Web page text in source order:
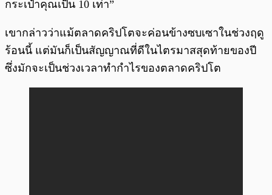
กระเป๋าคุณเป็น 10 เท่า”
เขากล่าวว่าแม้ตลาดคริปโตจะค่อนข้างซบเซาในช่วงฤดู
ร้อนนี้ แต่มันก็เป็นสัญญาณที่ดีในไตรมาสสุดท้ายของปี
ซึ่งมักจะเป็นช่วงเวลาทำกำไรของตลาดคริปโต